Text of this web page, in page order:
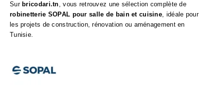
Sur bricodari.tn, vous retrouvez une sélection complète de
robinetterie SOPAL pour salle de bain et cuisine, idéale pour
les projets de construction, rénovation ou aménagement en
Tunisie.